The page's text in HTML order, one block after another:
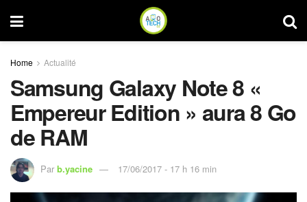
Home Actualité
Samsung Galaxy Note 8 «
Empereur Edition » aura 8 Go
de RAM
Par b.yacine 17/06/2017 - 17 h 16 min